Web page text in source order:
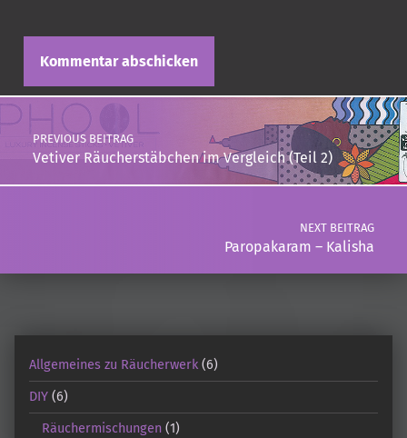
Post navigation
PREVIOUS BEITRAG
Vetiver Räucherstäbchen im Vergleich (Teil 2)
NEXT BEITRAG
Paropakaram – Kalisha
Allgemeines zu Räucherwerk (6)
DIY (6)
Räuchermischungen (1)